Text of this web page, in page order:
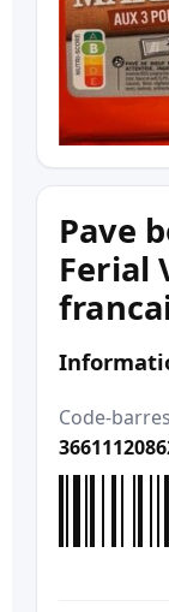
Pave
Ferial
Code-barres